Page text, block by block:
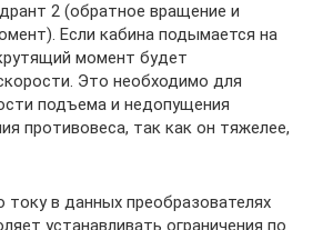
2 (обратное вращение и
Если кабина подымается на
момент будет
Это необходимо для
подъема и недопущения
противовеса, так как он тяжелее,
току в данных преобразователях
устанавливать ограничения по